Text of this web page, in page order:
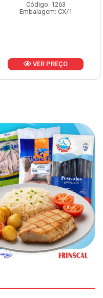
Código: 1263
Embalagem: CX/1
VER PREÇO